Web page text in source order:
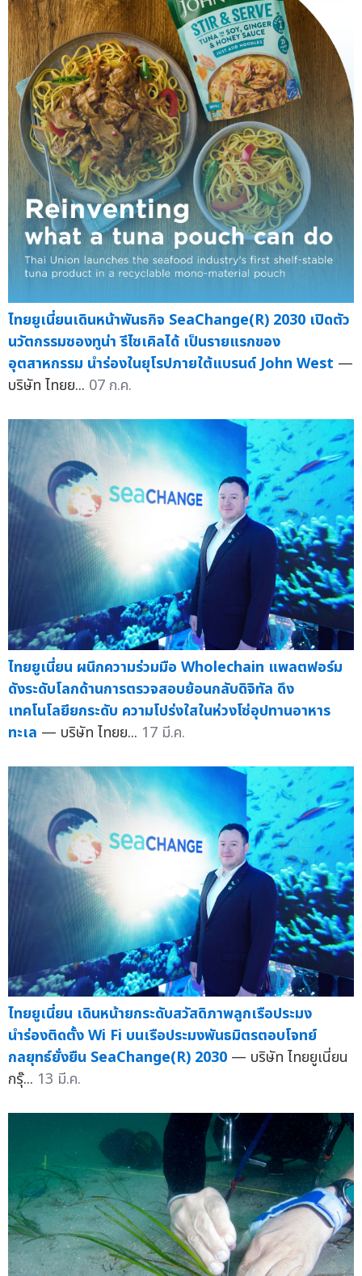
ไทยยูเนี่ยนเดินหน้าพันธกิจ SeaChange(R) 2030 เปิดตัว
นวัตกรรมซองทูน่า รีไซเคิลได้ เป็นรายแรกของ
อุตสาหกรรม นำร่องในยุโรปภายใต้แบรนด์ John West —
บริษัท ไทยย... 07 ก.ค.
ไทยยูเนี่ยน ผนึกความร่วมมือ Wholechain แพลตฟอร์ม
ดังระดับโลกด้านการตรวจสอบย้อนกลับดิจิทัล ดึง
เทคโนโลยียกระดับ ความโปร่งใสในห่วงโซ่อุปทานอาหาร
ทะเล — บริษัท ไทยย... 17 มี.ค.
ไทยยูเนี่ยน เดินหน้ายกระดับสวัสดิภาพลูกเรือประมง
นำร่องติดตั้ง Wi Fi บนเรือประมงพันธมิตรตอบโจทย์
กลยุทธ์ยั่งยืน SeaChange(R) 2030 — บริษัท ไทยยูเนี่ยน
กรุ๊... 13 มี.ค.